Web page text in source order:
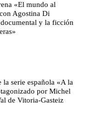
«El mundo al
Agostina Di
y la ficción
la serie española «A la
por Michel
de Vitoria-Gasteiz